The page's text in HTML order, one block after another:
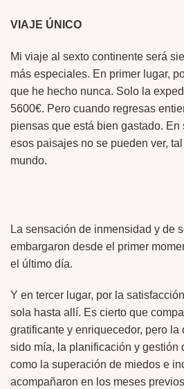
VIAJE ÚNICO
Mi viaje al sexto continente será
más especiales. En primer lugar,
que he hecho nunca. Solo la
5600€. Pero cuando regresas
piensas que está bien gastado.
esos paisajes no se pueden ver,
mundo.
La sensación de inmensidad y de
embargaron desde el primer
el último día.
Y en tercer lugar, por la
sola hasta allí. Es cierto que
gratificante y enriquecedor, pero la
sido mía, la planificación y gestión
como la superación de miedos e
acompañaron en los meses